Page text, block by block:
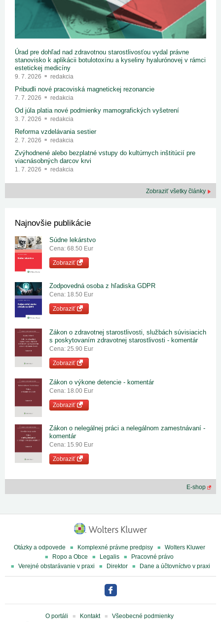
Úrad pre dohľad nad zdravotnou starostlivosťou vydal právne
stanovisko k aplikácii botulotoxínu a kyseliny hyalurónovej v rámci
estetickej medicíny
9. 7. 2026 redakcia
Pribudli nové pracoviská magnetickej rezonancie
7. 7. 2026 redakcia
Od júla platia nové podmienky mamografických vyšetrení
3. 7. 2026 redakcia
Reforma vzdelávania sestier
2. 7. 2026 redakcia
Zvýhodnené alebo bezplatné vstupy do kultúrnych inštitúcií pre
viacnásobných darcov krvi
1. 7. 2026 redakcia
Zobraziť všetky články
Najnovšie publikácie
Súdne lekárstvo
Cena: 68.50 Eur
Zobraziť
Zodpovedná osoba z hľadiska GDPR
Cena: 18.50 Eur
Zobraziť
Zákon o zdravotnej starostlivosti, službách súvisiacich
s poskytovaním zdravotnej starostlivosti - komentár
Cena: 25.90 Eur
Zobraziť
Zákon o výkone detencie - komentár
Cena: 18.00 Eur
Zobraziť
Zákon o nelegálnej práci a nelegálnom zamestnávaní -
komentár
Cena: 15.90 Eur
Zobraziť
E-shop
Otázky a odpovede Komplexné právne predpisy
Wolters Kluwer
Ropo a Obce
Legalis
Pracovné právo
Verejné obstarávanie v praxi
Direktor Dane a účtovníctvo v praxi
O portáli Kontakt
Všeobecné podmienky